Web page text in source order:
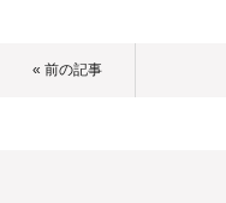
« 前の記事